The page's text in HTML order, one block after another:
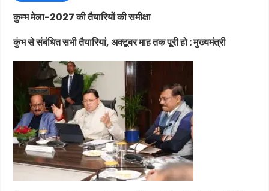
कुम्भ मेला-2027 की तैयारियों की समीक्षा
कुंभ से संबंधित सभी तैयारियां, अक्टूबर माह तक पूरी हो : मुख्यमंत्री